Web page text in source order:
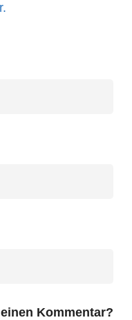
Kommentar?